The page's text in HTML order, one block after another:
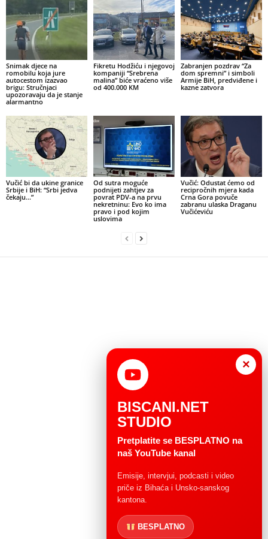
Snimak djece na
romobilu koja jure
autocestom izazvao
brigu: Stručnjaci
upozoravaju da je stanje
alarmantno
Fikretu Hodžiću i njegovoj
kompaniji “Srebrena
malina” biće vraćeno više
od 400.000 KM
Zabranjen pozdrav “Za
dom spremni” i simboli
Armije BiH, predviđene i
kazne zatvora
Vučić bi da ukine granice
Srbije i BiH: “Srbi jedva
čekaju…”
Od sutra moguće
podnijeti zahtjev za
povrat PDV-a na prvu
nekretninu: Evo ko ima
pravo i pod kojim
uslovima
Vučić: Odustat ćemo od
recipročnih mjera kada
Crna Gora povuče
zabranu ulaska Draganu
Vučićeviću
×
BISCANI.NET
STUDIO
Pretplatite se BESPLATNO na
naš YouTube kanal
Emisije, intervjui, podcasti i video
priče iz Bihaća i Unsko-sanskog
kantona.
BESPLATNO